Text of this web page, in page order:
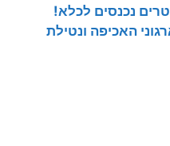
נכנסים לכלא!
האכיפה ונטילת